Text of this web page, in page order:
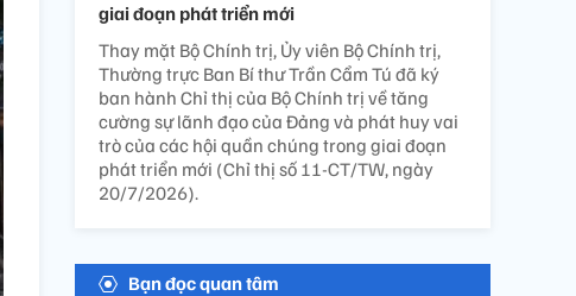
giai đoạn phát triển mới
Thay mặt Bộ Chính trị, Ủy viên Bộ Chính trị,
Thường trực Ban Bí thư Trần Cẩm Tú đã ký
ban hành Chỉ thị của Bộ Chính trị về tăng
cường sự lãnh đạo của Đảng và phát huy vai
trò của các hội quần chúng trong giai đoạn
phát triển mới (Chỉ thị số 11-CT/TW, ngày
20/7/2026).
Bạn đọc quan tâm